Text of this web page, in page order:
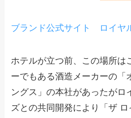
ブランド公式サイト ロイヤ
ホテルが立つ前、この場所は
ーでもある酒造メーカーの「
ングス」の本社があったがロ
ズとの共同開発により「ザ